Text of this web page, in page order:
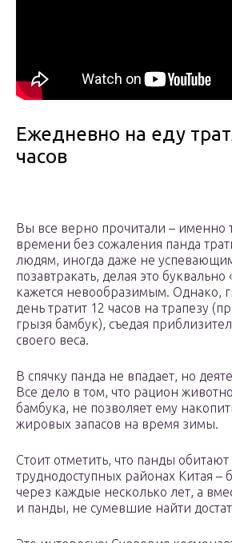
Ежедневно на еду
часов
Вы все верно прочитали – именно
времени без сожаления панда
людям, иногда даже не
позавтракать, делая это буквально
кажется невообразимым. Однако,
день тратит 12 часов на трапезу
грызя бамбук), съедая
своего веса.
В спячку панда не впадает, но
Все дело в том, что рацион
бамбука, не позволяет ему
жировых запасов на время зимы.
Стоит отметить, что панды обитают
труднодоступных районах Китая –
через каждые несколько лет, а
и панды, не сумевшие найти